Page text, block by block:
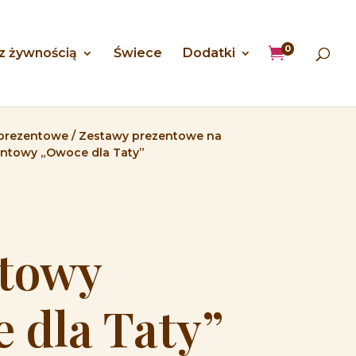
żywnością Świece Dodatki 0
/ Zestawy prezentowe na
„Owoce dla Taty”
dla Taty”